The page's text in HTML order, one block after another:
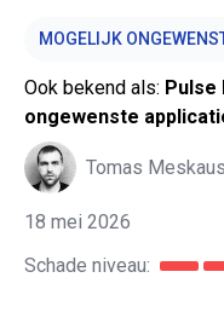
MOGELIJK
Ook bekend als: Pulse
ongewenste
Tomas
18 mei 2026
Schade niveau: